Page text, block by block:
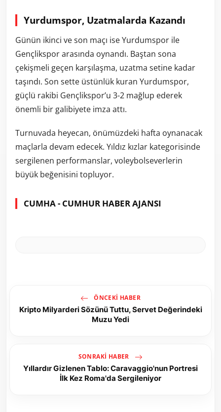
Yurdumspor, Uzatmalarda Kazandı
Günün ikinci ve son maçı ise Yurdumspor ile
Gençlikspor arasında oynandı. Baştan sona
çekişmeli geçen karşılaşma, uzatma setine kadar
taşındı. Son sette üstünlük kuran Yurdumspor,
güçlü rakibi Gençlikspor’u 3-2 mağlup ederek
önemli bir galibiyete imza attı.
Turnuvada heyecan, önümüzdeki hafta oynanacak
maçlarla devam edecek. Yıldız kızlar kategorisinde
sergilenen performanslar, voleybolseverlerin
büyük beğenisini topluyor.
CUMHA - CUMHUR HABER AJANSI
ÖNCEKI HABER
Kripto Milyarderi Sözünü Tuttu, Servet Değerindeki
Muzu Yedi
SONRAKI HABER
Yıllardır Gizlenen Tablo: Caravaggio'nun Portresi
İlk Kez Roma'da Sergileniyor